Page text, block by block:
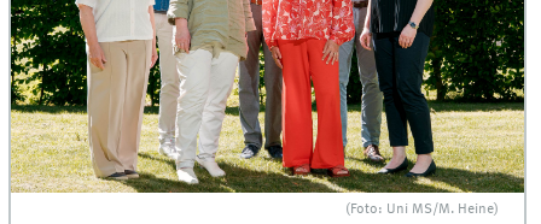
(Foto: Uni MS/M. Heine)